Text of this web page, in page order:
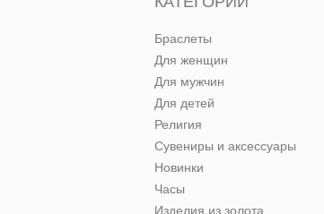
Браслеты
Для женщин
Для мужчин
Для детей
Религия
Сувениры и аксессуары
Новинки
Часы
Изделия из золота